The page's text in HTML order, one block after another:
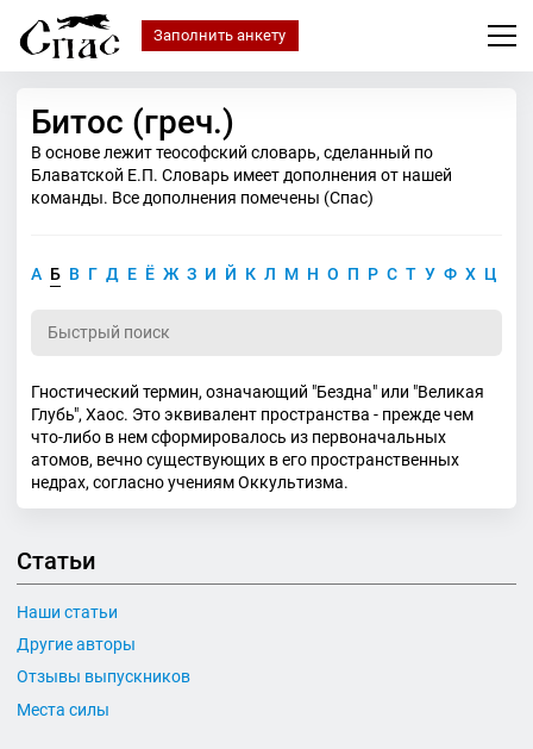
Заполнить анкету
Битос (греч.)
В основе лежит теософский словарь, сделанный по
Блаватской Е.П. Словарь имеет дополнения от нашей
команды. Все дополнения помечены (Спас)
А Б В Г Д Е Ё Ж З И Й К Л М Н О П Р С Т У Ф Х Ц
Гностический термин, означающий "Бездна" или "Великая
Глубь", Хаос. Это эквивалент пространства - прежде чем
что-либо в нем сформировалось из первоначальных
атомов, вечно существующих в его пространственных
недрах, согласно учениям Оккультизма.
Статьи
Наши статьи
Другие авторы
Отзывы выпускников
Места силы